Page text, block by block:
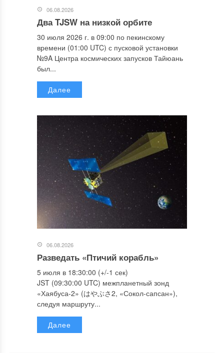
06.08.2026
Два TJSW на низкой орбите
30 июля 2026 г. в 09:00 по пекинскому
времени (01:00 UTC) с пусковой установки
№9A Центра космических запусков Тайюань
был...
Далее
06.08.2026
Разведать «Птичий корабль»
5 июля в 18:30:00 (+/-1 сек)
JST (09:30:00 UTC) межпланетный зонд
«Хаябуса-2» (はやぶさ2, «Сокол-сапсан»),
следуя маршруту...
Далее